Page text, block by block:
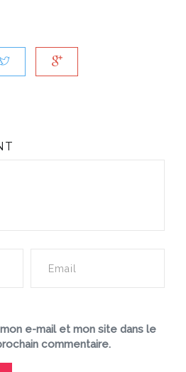
e-mail et mon site dans le
commentaire.